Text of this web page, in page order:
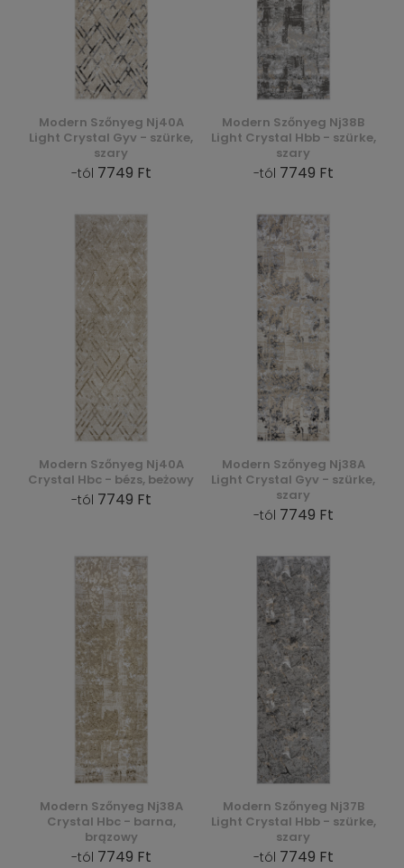
Modern Szőnyeg Nj40A
Light Crystal Gyv - szürke,
szary
-tól 7749 Ft
Modern Szőnyeg Nj38B
Light Crystal Hbb - szürke,
szary
-tól 7749 Ft
Modern Szőnyeg Nj40A
Crystal Hbc - bézs, beżowy
-tól 7749 Ft
Modern Szőnyeg Nj38A
Light Crystal Gyv - szürke,
szary
-tól 7749 Ft
Modern Szőnyeg Nj38A
Crystal Hbc - barna,
brązowy
-tól 7749 Ft
Modern Szőnyeg Nj37B
Light Crystal Hbb - szürke,
szary
-tól 7749 Ft